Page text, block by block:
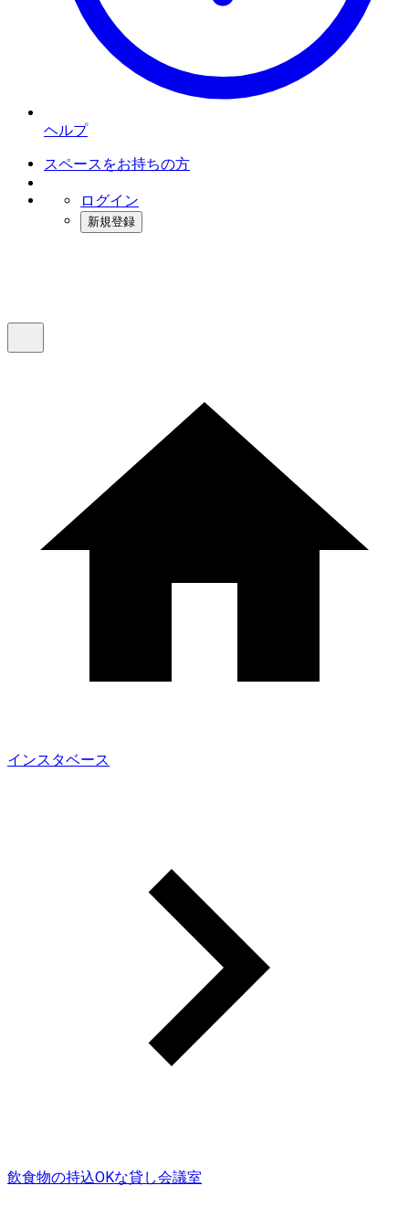
ヘルプ
スペースをお持ちの方
ログイン
新規登録
インスタベース
飲食物の持込OKな貸し会議室